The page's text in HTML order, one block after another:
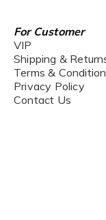
For Customer
VIP
Shipping &
Terms &
Privacy Policy
Contact Us